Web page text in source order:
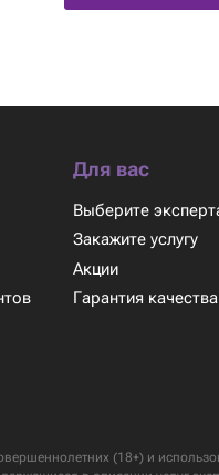
Для вас
Выберите
Закажите услугу
Акции
Гарантия качества
(18+) и